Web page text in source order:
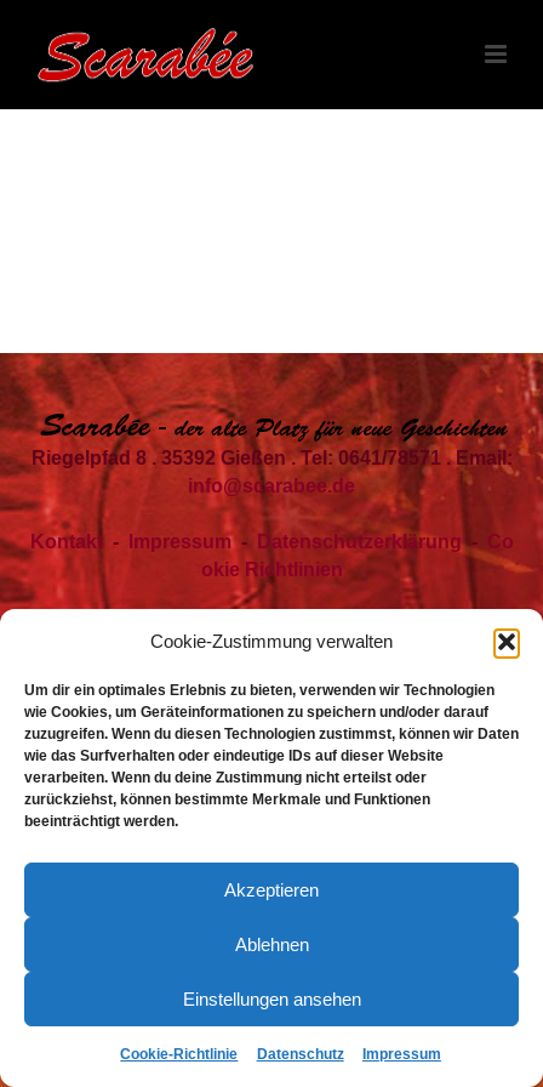
Cookie-Zustimmung verwalten
Um dir ein optimales Erlebnis zu bieten, verwenden wir Technologien
wie Cookies, um Geräteinformationen zu speichern und/oder darauf
zuzugreifen. Wenn du diesen Technologien zustimmst, können wir Daten
wie das Surfverhalten oder eindeutige IDs auf dieser Website
verarbeiten. Wenn du deine Zustimmung nicht erteilst oder
zurückziehst, können bestimmte Merkmale und Funktionen
beeinträchtigt werden.
Akzeptieren
Ablehnen
Einstellungen ansehen
Cookie-Richtlinie Datenschutz Impressum
Riegelpfad 8 . 35392 Gießen . Tel: 0641/78571 . Email:
info@scarabee.de
Kontakt- Impressum- Datenschutzerklärung- Co
okie Richtlinien